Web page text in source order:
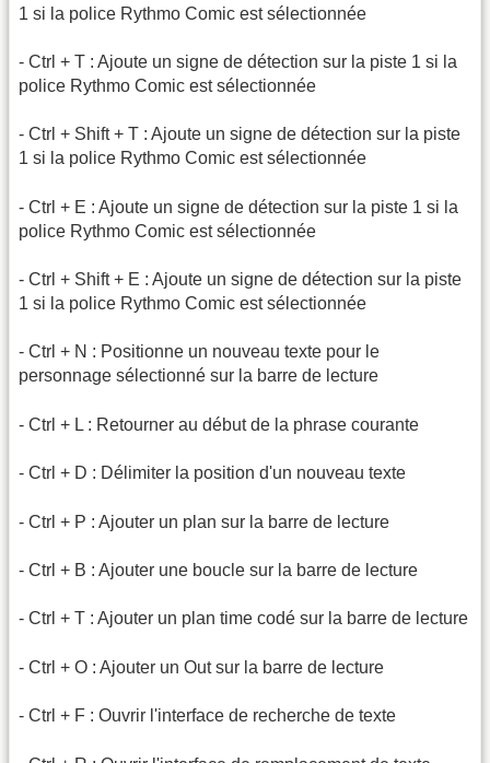
1 si la police Rythmo Comic est sélectionnée
- Ctrl + T : Ajoute un signe de détection sur la piste 1 si la
police Rythmo Comic est sélectionnée
- Ctrl + Shift + T : Ajoute un signe de détection sur la piste
1 si la police Rythmo Comic est sélectionnée
- Ctrl + E : Ajoute un signe de détection sur la piste 1 si la
police Rythmo Comic est sélectionnée
- Ctrl + Shift + E : Ajoute un signe de détection sur la piste
1 si la police Rythmo Comic est sélectionnée
- Ctrl + N : Positionne un nouveau texte pour le
personnage sélectionné sur la barre de lecture
- Ctrl + L : Retourner au début de la phrase courante
- Ctrl + D : Délimiter la position d'un nouveau texte
- Ctrl + P : Ajouter un plan sur la barre de lecture
- Ctrl + B : Ajouter une boucle sur la barre de lecture
- Ctrl + T : Ajouter un plan time codé sur la barre de lecture
- Ctrl + O : Ajouter un Out sur la barre de lecture
- Ctrl + F : Ouvrir l'interface de recherche de texte